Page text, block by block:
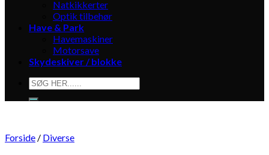
Natkikkerter
Optik tilbehør
Have & Park
Havemaskiner
Motorsave
Skydeskiver / blokke
Søg
efter:
Forside / Diverse